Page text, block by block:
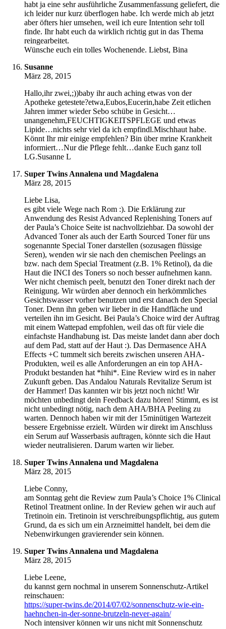
habt ja eine sehr ausführliche Zusammenfassung geliefert, die
ich leider nur kurz überflogen habe. Ich werde mich ab jetzt
aber öfters hier umsehen, weil ich eure Intention sehr toll
finde. Ihr habt euch da wirklich richtig gut in das Thema
reingearbeitet.
Wünsche euch ein tolles Wochenende. Liebst, Bina
Susanne
März 28, 2015
Hallo,ihr zwei,;))baby ihr auch aching etwas von der
Apotheke getestete?etwa,Eubos,Eucerin,habe Zeit etlichen
Jahren immer wieder Sebo schübe in Gesicht…
unangenehm,FEUCHTIGKEITSPFLEGE und etwas
Lipide…nichts sehr viel da ich empfindl.Mischhaut habe.
Könnt Ihr mir einige empfehlen? Bin über mrine Krankheit
informiert…Nur die Pflege fehlt…danke Euch ganz toll
LG.Susanne L
Super Twins Annalena und Magdalena
März 28, 2015
Liebe Lisa,
es gibt viele Wege nach Rom :). Die Erklärung zur
Anwendung des Resist Advanced Replenishing Toners auf
der Paula’s Choice Seite ist nachvollziehbar. Da sowohl der
Advanced Toner als auch der Earth Sourced Toner für uns
sogenannte Special Toner darstellen (sozusagen flüssige
Seren), wenden wir sie nach den chemischen Peelings an
bzw. nach dem Special Treatment (z.B. 1% Retinol), da die
Haut die INCI des Toners so noch besser aufnehmen kann.
Wer nicht chemisch peelt, benutzt den Toner direkt nach der
Reinigung. Wir würden aber dennoch ein herkömmliches
Gesichtswasser vorher benutzen und erst danach den Special
Toner. Denn ihn geben wir lieber in die Handfläche und
verteilen ihn im Gesicht. Bei Paula’s Choice wird der Auftrag
mit einem Wattepad empfohlen, weil das oft für viele die
einfachste Handhabung ist. Das meiste landet dann aber doch
auf dem Pad, statt auf der Haut :). Das Dermasence AHA
Effects +C tummelt sich bereits zwischen unseren AHA-
Produkten, weil es alle Anforderungen an ein top AHA-
Produkt bestanden hat *hihi*. Eine Review wird es in naher
Zukunft geben. Das Andalou Naturals Revitalize Serum ist
der Hammer! Das kannten wir bis jetzt noch nicht! Wir
möchten unbedingt dein Feedback dazu hören! Stimmt, es ist
nicht unbedingt nötig, nach dem AHA/BHA Peeling zu
warten. Dennoch haben wir mit der 15minütigen Wartezeit
bessere Ergebnisse erzielt. Würden wir direkt im Anschluss
ein Serum auf Wasserbasis auftragen, könnte sich die Haut
wieder neutralisieren. Darum warten wir lieber.
Super Twins Annalena und Magdalena
März 28, 2015
Liebe Conny,
am Sonntag geht die Review zum Paula’s Choice 1% Clinical
Retinol Treatment online. In der Review gehen wir auch auf
Tretinoin ein. Tretinoin ist verschreibungspflichtig, aus gutem
Grund, da es sich um ein Arzneimittel handelt, bei dem die
Nebenwirkungen gravierender sein können.
Super Twins Annalena und Magdalena
März 28, 2015
Liebe Leene,
du kannst gern nochmal in unserem Sonnenschutz-Artikel
reinschauen:
https://super-twins.de/2014/07/02/sonnenschutz-wie-ein-
haehnchen-in-der-sonne-brutzeln-never-again/
Noch intensiver können wir uns nicht mit Sonnenschutz